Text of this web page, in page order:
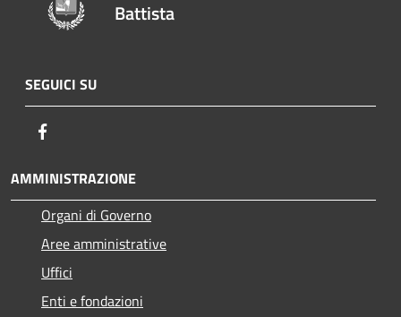
Battista
SEGUICI SU
AMMINISTRAZIONE
Organi di Governo
Aree amministrative
Uffici
Enti e fondazioni